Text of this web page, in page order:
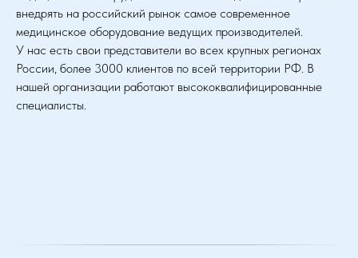
внедрять на российский рынок самое современное
медицинское оборудование ведущих производителей.
У нас есть свои представители во всех крупных регионах
России, более 3000 клиентов по всей территории РФ. В
нашей организации работают высококвалифицированные
специалисты.